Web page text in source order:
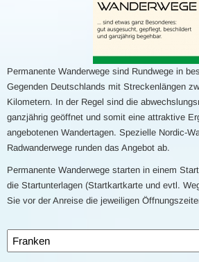
Permanente Wanderwege sind Rundwege in
Gegenden Deutschlands mit Streckenlängen
Kilometern. In der Regel sind die
ganzjährig geöffnet und somit eine attraktive
angebotenen Wandertagen. Spezielle Nordic-
Radwanderwege runden das Angebot ab.
Permanente Wanderwege starten in einem
die Startunterlagen (Startkartkarte und evtl.
Sie vor der Anreise die jeweiligen